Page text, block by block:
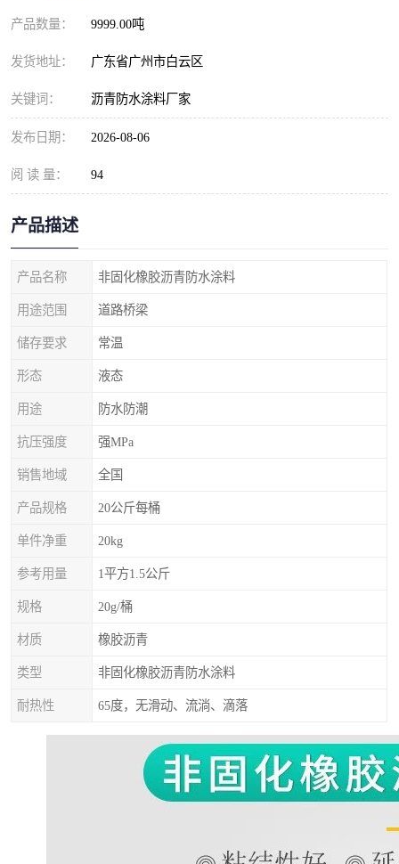
产品数量： 9999.00吨
发货地址： 广东省广州市白云区
关键词： 沥青防水涂料厂家
发布日期： 2026-08-06
阅 读 量： 94
产品描述
产品名称 非固化橡胶沥青防水涂料
用途范围 道路桥梁
储存要求 常温
形态 液态
用途 防水防潮
抗压强度 强MPa
销售地域 全国
产品规格 20公斤每桶
单件净重 20kg
参考用量 1平方1.5公斤
规格 20g/桶
材质 橡胶沥青
类型 非固化橡胶沥青防水涂料
耐热性 65度，无滑动、流淌、滴落